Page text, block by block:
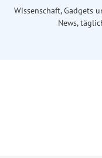
Wissenschaft, Gadgets
News,